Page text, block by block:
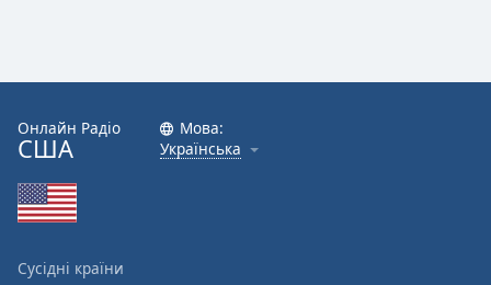
Онлайн Радіо
США
Мова:
Українська
Сусідні країни